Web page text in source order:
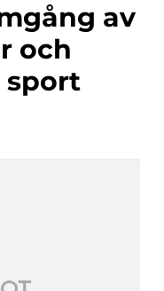
av
och
sport